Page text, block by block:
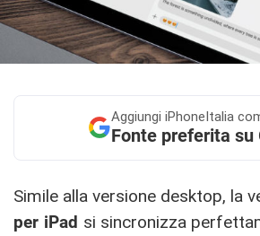
Aggiungi iPhoneItalia
Fonte preferita su
Simile alla versione desktop, la
per iPad si sincronizza